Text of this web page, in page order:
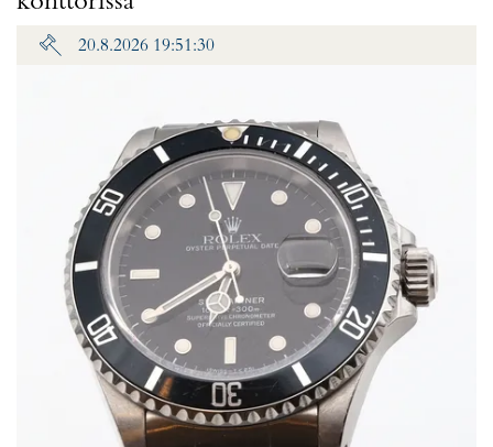
20.8.2026 19:51:30